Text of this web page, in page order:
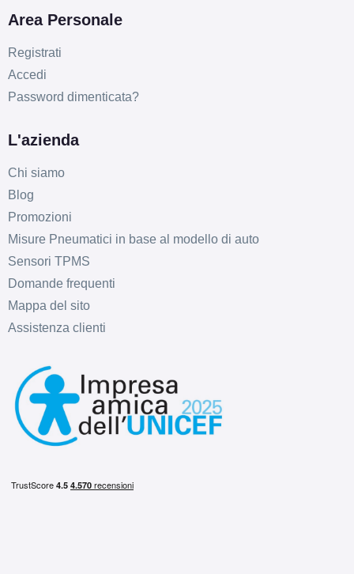
Area Personale
Registrati
Accedi
Password dimenticata?
L'azienda
Chi siamo
Blog
Promozioni
Misure Pneumatici in base al modello di auto
Sensori TPMS
Domande frequenti
Mappa del sito
Assistenza clienti